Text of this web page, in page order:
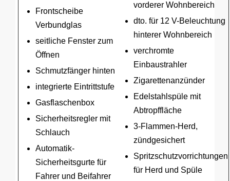
Frontscheibe
Verbundglas
seitliche Fenster zum
Öffnen
Schmutzfänger hinten
integrierte Eintrittstufe
Gasflaschenbox
Sicherheitsregler mit
Schlauch
Automatik-
Sicherheitsgurte für
Fahrer und Beifahrer
vorderer Wohnbereich
dto. für 12 V-Beleuchtung
hinterer Wohnbereich
verchromte
Einbaustrahler
Zigarettenanzünder
Edelstahlspüle mit
Abtropffläche
3-Flammen-Herd,
zündgesichert
Spritzschutzvorrichtungen
für Herd und Spüle